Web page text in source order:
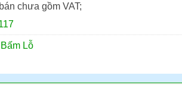
chưa gồm VAT;
Bấm Lỗ